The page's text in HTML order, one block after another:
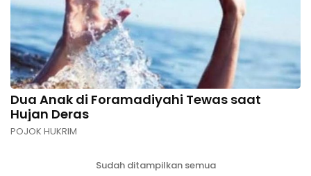
Dua Anak di Foramadiyahi Tewas saat
Hujan Deras
POJOK HUKRIM
Sudah ditampilkan semua